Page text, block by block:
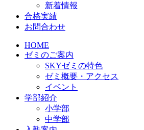
新着情報
合格実績
お問合わせ
HOME
ゼミのご案内
SKYゼミの特色
ゼミ概要・アクセス
イベント
学部紹介
小学部
中学部